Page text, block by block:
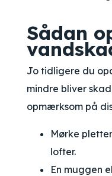
Sådan
Jo tidligere du
mindre bliver
opmærksom på
Mørke
lofter.
En muggen